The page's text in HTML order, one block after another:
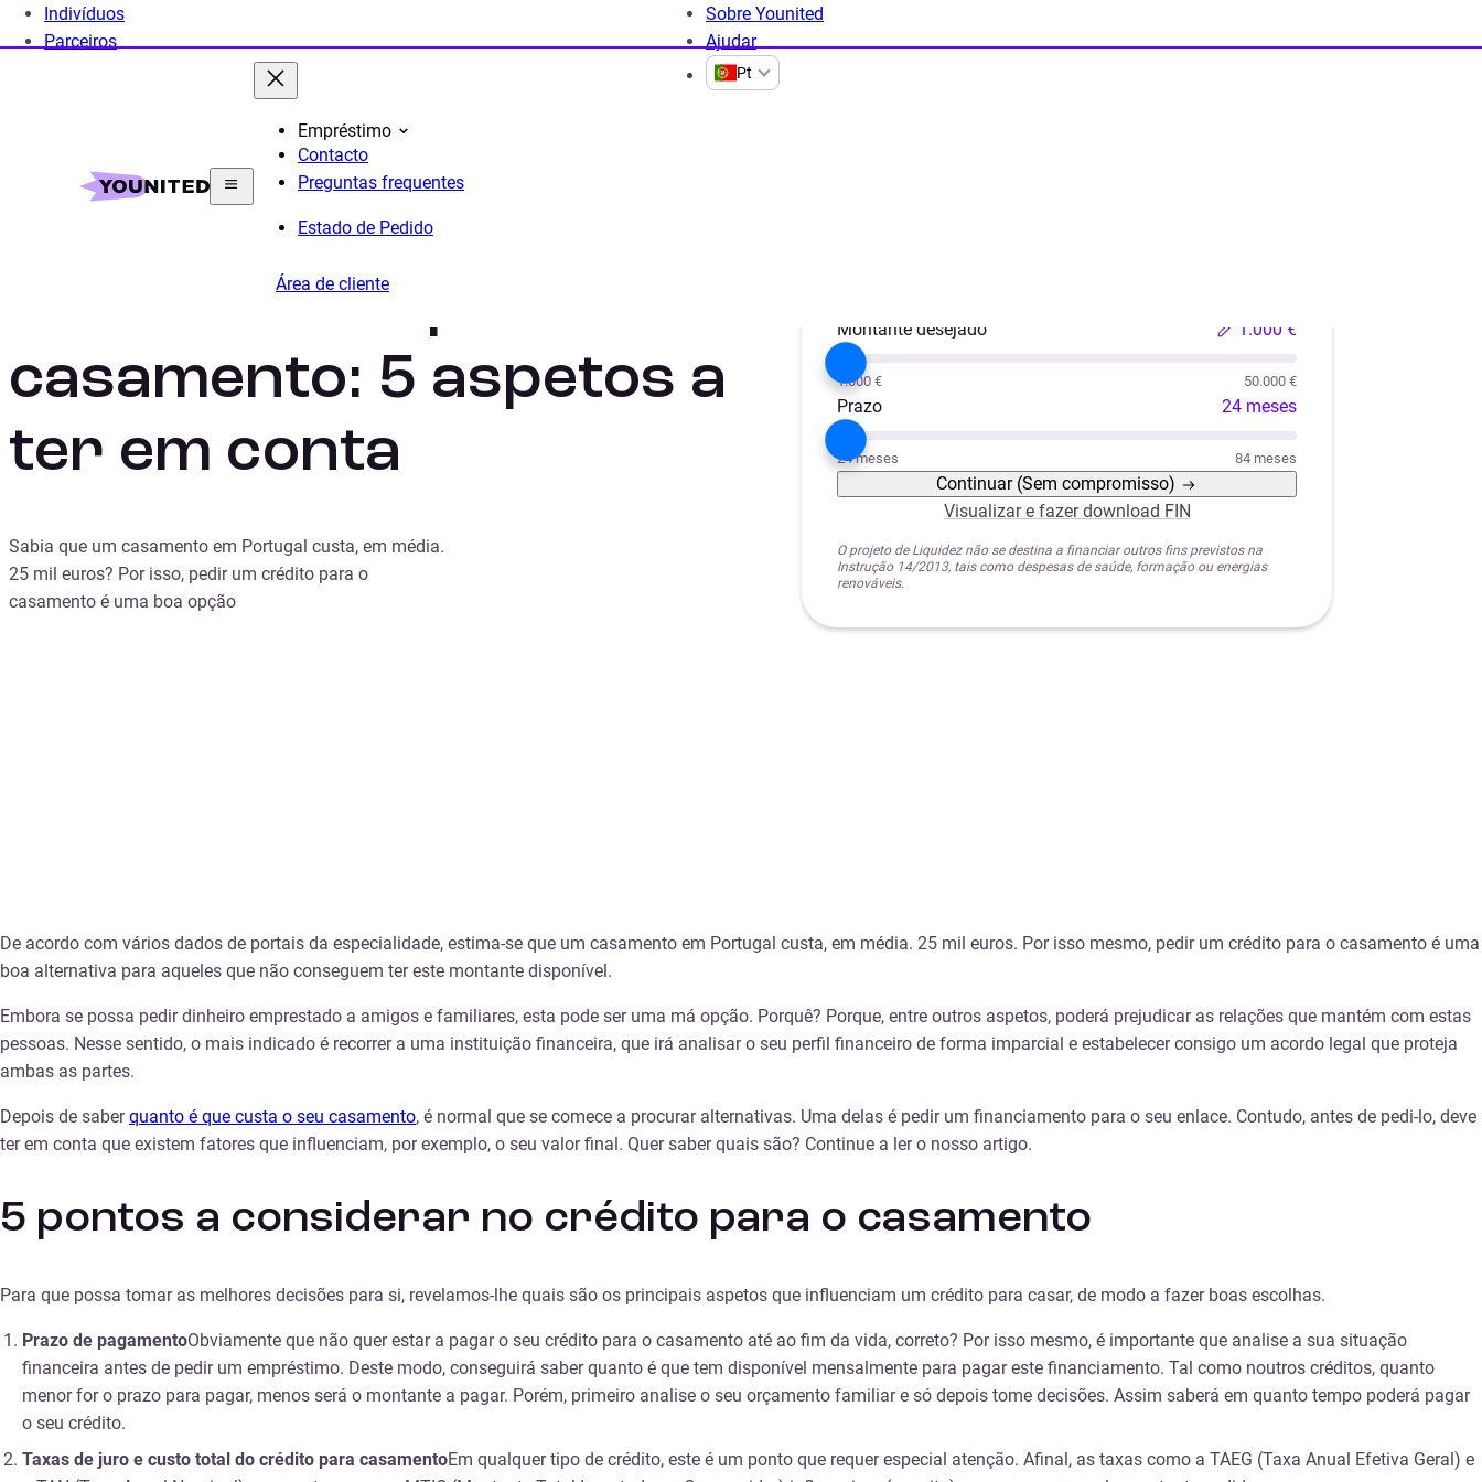
Indivíduos
Parceiros
Sobre Younited
Ajudar
Pt
Empréstimo
Contacto
Preguntas frequentes
Estado de Pedido
Área de cliente
Crédito Casamento
Pedir crédito para
casamento: 5 aspetos a
ter em conta
Sabia que um casamento em Portugal custa, em média.
25 mil euros? Por isso, pedir um crédito para o
casamento é uma boa opção
Montante desejado
1.000 €
1.000 € 50.000 €
Prazo 24 meses
24 meses 84 meses
Continuar (Sem compromisso)
Visualizar e fazer download FIN
O projeto de Liquidez não se destina a financiar outros fins previstos na
Instrução 14/2013, tais como despesas de saúde, formação ou energias
renováveis.
De acordo com vários dados de portais da especialidade, estima-se que um casamento em Portugal custa, em média. 25 mil euros. Por isso mesmo, pedir um crédito para o casamento é uma
boa alternativa para aqueles que não conseguem ter este montante disponível.
Embora se possa pedir dinheiro emprestado a amigos e familiares, esta pode ser uma má opção. Porquê? Porque, entre outros aspetos, poderá prejudicar as relações que mantém com estas
pessoas. Nesse sentido, o mais indicado é recorrer a uma instituição financeira, que irá analisar o seu perfil financeiro de forma imparcial e estabelecer consigo um acordo legal que proteja
ambas as partes.
Depois de saberquanto é que custa o seu casamento, é normal que se comece a procurar alternativas. Uma delas é pedir um financiamento para o seu enlace. Contudo, antes de pedi-lo, deve
ter em conta que existem fatores que influenciam, por exemplo, o seu valor final. Quer saber quais são? Continue a ler o nosso artigo.
5 pontos a considerar no crédito para o casamento
Para que possa tomar as melhores decisões para si, revelamos-lhe quais são os principais aspetos que influenciam um crédito para casar, de modo a fazer boas escolhas.
Prazo de pagamentoObviamente que não quer estar a pagar o seu crédito para o casamento até ao fim da vida, correto? Por isso mesmo, é importante que analise a sua situação
financeira antes de pedir um empréstimo. Deste modo, conseguirá saber quanto é que tem disponível mensalmente para pagar este financiamento. Tal como noutros créditos, quanto
menor for o prazo para pagar, menos será o montante a pagar. Porém, primeiro analise o seu orçamento familiar e só depois tome decisões. Assim saberá em quanto tempo poderá pagar
o seu crédito.
Taxas de juro e custo total do crédito para casamentoEm qualquer tipo de crédito, este é um ponto que requer especial atenção. Afinal, as taxas como a TAEG (Taxa Anual Efetiva Geral) e